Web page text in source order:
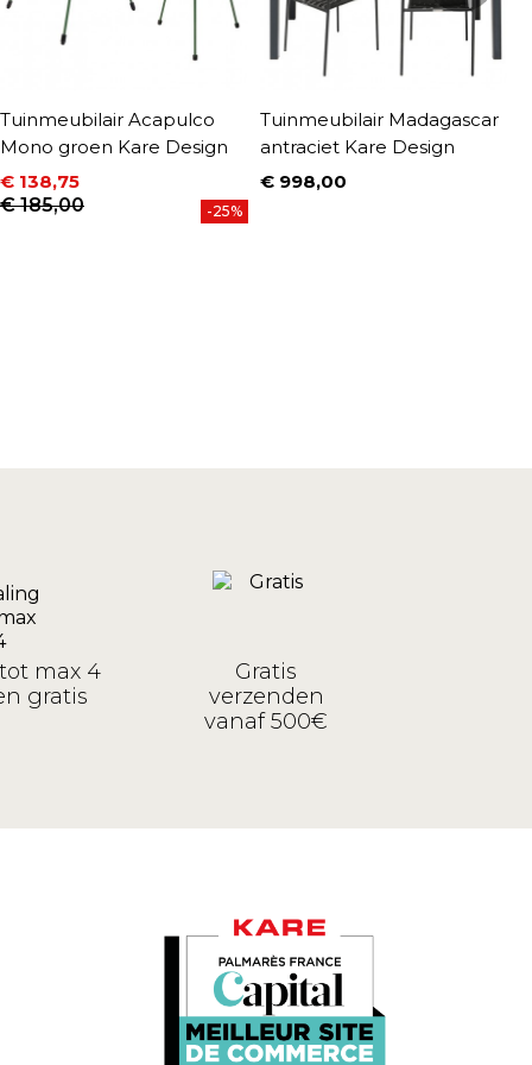
Tuinmeubilair Acapulco
Mono groen Kare Design
Prijs
€ 138,75
Normale prijs
€ 185,00 -25%
Tuinmeubilair Madagascar
antraciet Kare Design
Prijs
€ 998,00
max 4
gratis
Gratis
verzenden
vanaf 500€